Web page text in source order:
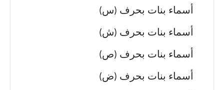
أسماء بنات بحرف (س)
أسماء بنات بحرف (ش)
أسماء بنات بحرف (ص)
أسماء بنات بحرف (ض)